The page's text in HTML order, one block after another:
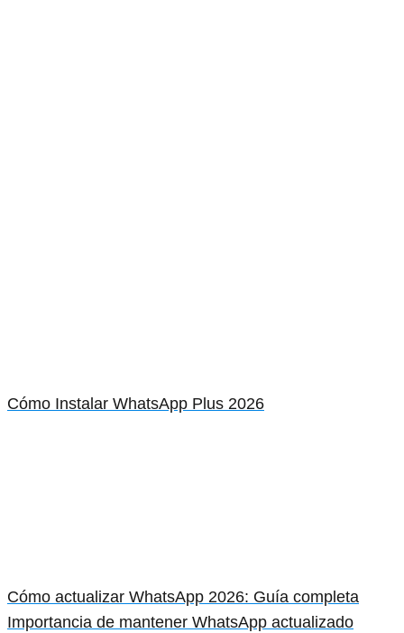
Cómo Instalar WhatsApp Plus 2026
Cómo actualizar WhatsApp 2026: Guía completa
Importancia de mantener WhatsApp actualizado